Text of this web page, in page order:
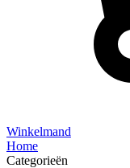
Winkelmand
Home
Categorieën